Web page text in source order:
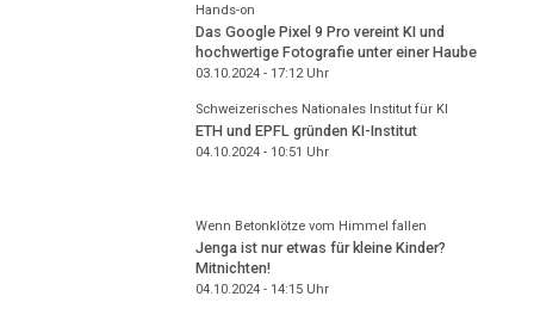
Hands-on
Das Google Pixel 9 Pro vereint KI und
hochwertige Fotografie unter einer Haube
03.10.2024 - 17:12Uhr
Schweizerisches Nationales Institut für KI
ETH und EPFL gründen KI-Institut
04.10.2024 - 10:51 Uhr
Wenn Betonklötze vom Himmel fallen
Jenga ist nur etwas für kleine Kinder?
Mitnichten!
04.10.2024 - 14:15Uhr